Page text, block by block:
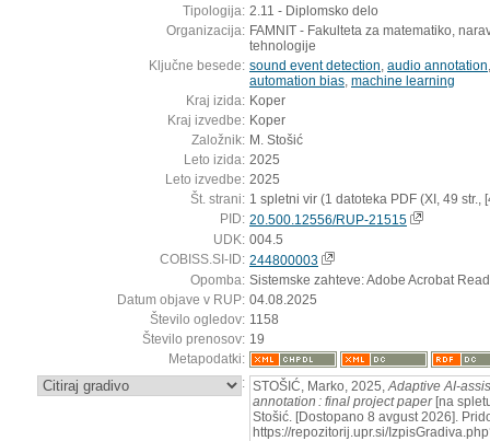
Tipologija: 2.11 - Diplomsko delo
Organizacija: FAMNIT - Fakulteta za matematiko,
tehnologije
Ključne besede: sound event detection audio annotation
automation bias machine learning
Kraj izida: Koper
Kraj izvedbe: Koper
Založnik: M. Stošić
Leto izida: 2025
Leto izvedbe: 2025
Št. strani: 1 spletni vir (1 datoteka PDF (XI, 49 str.,
PID: 20.500.12556/RUP-21515
UDK: 004.5
COBISS.SI-ID: 244800003
Opomba: Sistemske zahteve: Adobe Acrobat
Datum objave v RUP: 04.08.2025
Število ogledov: 1158
Število prenosov: 19
Metapodatki:
: STOŠIĆ, Marko, 2025, Adaptive AI-
annotation : final project paper[na
Stošić. [Dostopano 8 avgust 2026].
https://repozitorij.upr.si/